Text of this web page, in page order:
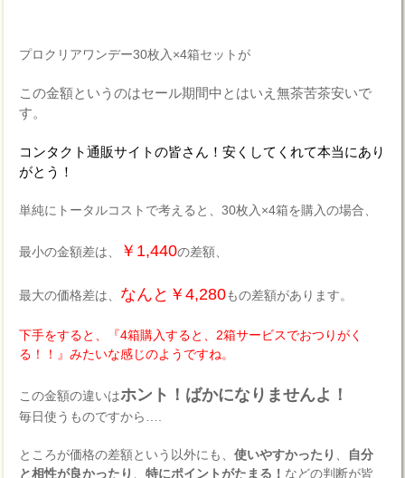
プロクリアワンデー30枚入×4箱セットが
この金額というのはセール期間中とはいえ無茶苦茶安いで
す。
コンタクト通販サイトの皆さん！安くしてくれて本当にあり
がとう！
単純にトータルコストで考えると、30枚入×4箱を購入の場合、
最小の金額差は、 ￥1,440の差額、
最大の価格差は、 なんと￥4,280もの差額があります。
下手をすると、『4箱購入すると、2箱サービスでおつりがく
る！！』みたいな感じのようですね。
この金額の違いはホント！ばかになりませんよ！
毎日使うものですから….
ところが価格の差額という以外にも、使いやすかったり
自分
と相性が良かったり
、特にポイントがたまる！ などの判断が皆